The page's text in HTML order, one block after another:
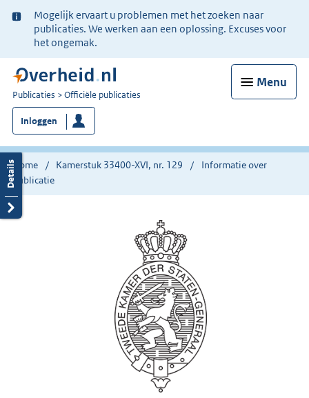
Ter
informatie:
Mogelijk ervaart u problemen met het zoeken naar
publicaties. We werken aan een oplossing. Excuses voor
het ongemak.
Menu
U
bent
nu
hier:
Publicaties Officiële publicaties
Inloggen
Home Kamerstuk 33400-XVI, nr. 129
Informatie over
publicatie